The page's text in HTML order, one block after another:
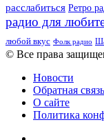
расслабиться Ретро
радио для
любой вкус Фолк радио
© Все права
Новости
Обратная связь
О сайте
Политика